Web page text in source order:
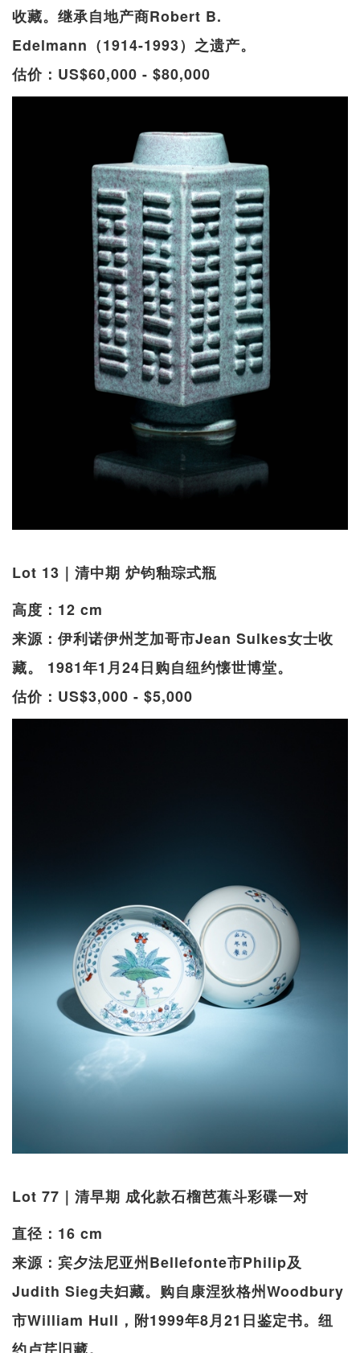
收藏。继承自地产商Robert B.
Edelmann（1914-1993）之遗产。
估价：US$60,000 - $80,000
Lot 13｜清中期 炉钧釉琮式瓶
高度：12 cm
来源：伊利诺伊州芝加哥市Jean Sulkes女士收
藏。 1981年1月24日购自纽约懐世博堂。
估价：US$3,000 - $5,000
Lot 77｜清早期 成化款石榴芭蕉斗彩碟一对
直径：16 cm
来源：宾夕法尼亚州Bellefonte市Philip及
Judith Sieg夫妇藏。购自康涅狄格州Woodbury
市William Hull，附1999年8月21日鉴定书。纽